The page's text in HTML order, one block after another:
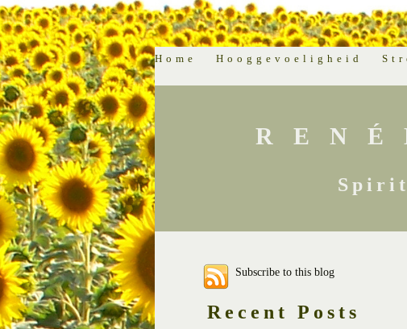
Home Hooggevoeligheid
Subscribe to this blog
Recent Posts